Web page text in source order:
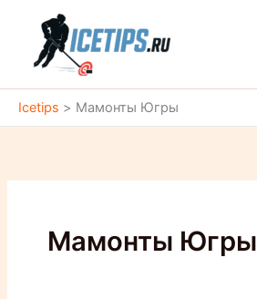
содержимому
Icetips > Мамонты Югры
Мамонты Югры